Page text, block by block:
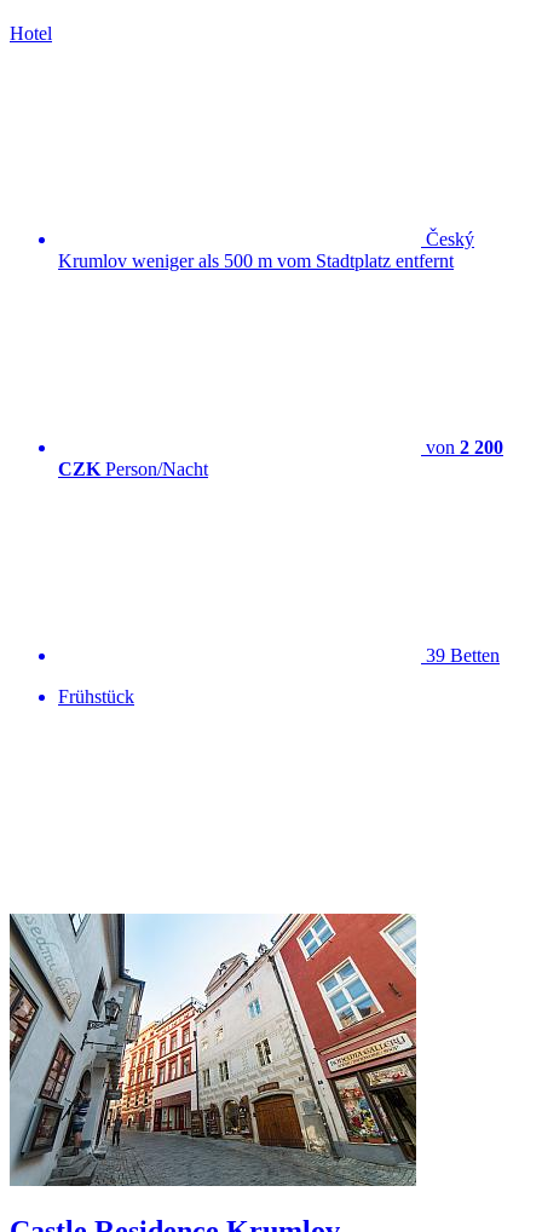
Hotel
Český
Krumlov weniger als 500 m vom Stadtplatz entfernt
von 2 200
CZK Person/Nacht
39 Betten
Frühstück